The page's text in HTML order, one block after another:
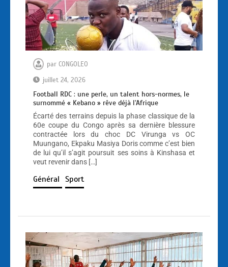
par CONGOLEO
juillet 24, 2026
Football RDC : une perle, un talent hors-normes, le
surnommé « Kebano » rêve déjà l’Afrique
Écarté des terrains depuis la phase classique de la
60e coupe du Congo après sa dernière blessure
contractée lors du choc DC Virunga vs OC
Muungano, Ekpaku Masiya Doris comme c’est bien
de lui qu’il s’agit poursuit ses soins à Kinshasa et
veut revenir dans […]
Général Sport